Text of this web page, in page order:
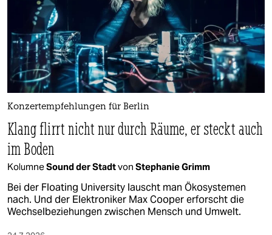
Konzertempfehlungen für Berlin
Klang flirrt nicht nur durch Räume, er steckt auch
im Boden
KolumneSound der Stadtvon Stephanie Grimm
Bei der Floating University lauscht man Ökosystemen
nach. Und der Elektroniker Max Cooper erforscht die
Wechselbeziehungen zwischen Mensch und Umwelt.